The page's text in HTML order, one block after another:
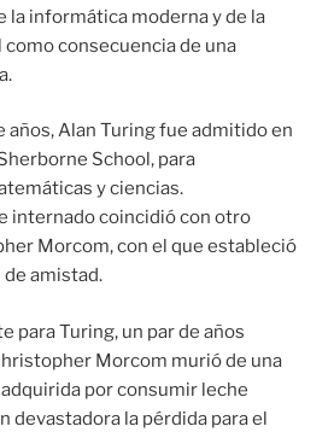
la informática moderna y de la
consecuencia de una
años, Alan Turing fue admitido en
School, para
y ciencias.
internado coincidió con otro
Morcom, con el que estableció
amistad.
para Turing, un par de años
Morcom murió de una
por consumir leche
devastadora la pérdida para el